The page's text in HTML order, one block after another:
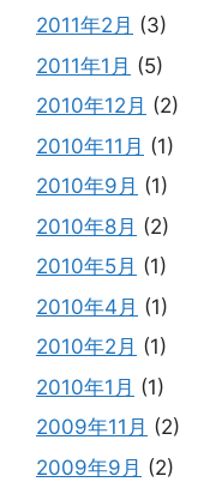
2011年2月 (3)
2011年1月 (5)
2010年12月 (2)
2010年11月 (1)
2010年9月 (1)
2010年8月 (2)
2010年5月 (1)
2010年4月 (1)
2010年2月 (1)
2010年1月 (1)
2009年11月 (2)
2009年9月 (2)